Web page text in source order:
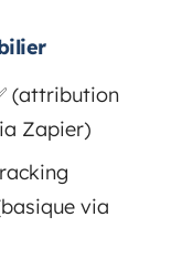
(attribution
Zapier)
via